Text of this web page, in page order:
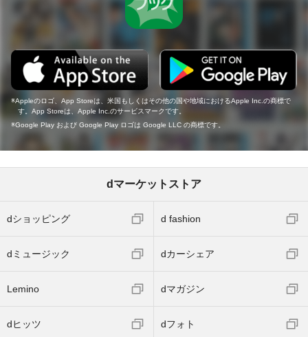
Appleのロゴ、App Storeは、米国もしくはその他の国や地域におけるApple Inc.の商標で
す。App Storeは、Apple Inc.のサービスマークです。
Google Play および Google Play ロゴは Google LLC の商標です。
dマーケットストア
dショッピング d fashion
dミュージック dカーシェア
Lemino dマガジン
dヒッツ dフォト